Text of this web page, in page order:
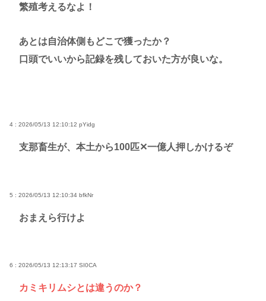
繁殖考えるなよ！
あとは自治体側もどこで獲ったか？
口頭でいいから記録を残しておいた方が良いな。
4 : 2026/05/13 12:10:12 pYidg
支那畜生が、本土から100匹✕一億人押しかけるぞ
5 : 2026/05/13 12:10:34 bfkNr
おまえら行けよ
6 : 2026/05/13 12:13:17 SI0CA
カミキリムシとは違うのか？